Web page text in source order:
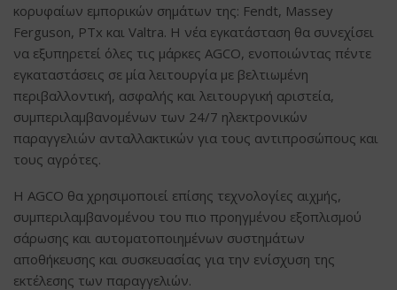
κορυφαίων εμπορικών σημάτων της: Fendt, Massey
Ferguson, PTx και Valtra. Η νέα εγκατάσταση θα συνεχίσει
να εξυπηρετεί όλες τις μάρκες AGCO, ενοποιώντας πέντε
εγκαταστάσεις σε μία λειτουργία με βελτιωμένη
περιβαλλοντική, ασφαλής και λειτουργική αριστεία,
συμπεριλαμβανομένων των 24/7 ηλεκτρονικών
παραγγελιών ανταλλακτικών για τους αντιπροσώπους και
τους αγρότες.
Η AGCO θα χρησιμοποιεί επίσης τεχνολογίες αιχμής,
συμπεριλαμβανομένου του πιο προηγμένου εξοπλισμού
σάρωσης και αυτοματοποιημένων συστημάτων
αποθήκευσης και συσκευασίας για την ενίσχυση της
εκτέλεσης των παραγγελιών.